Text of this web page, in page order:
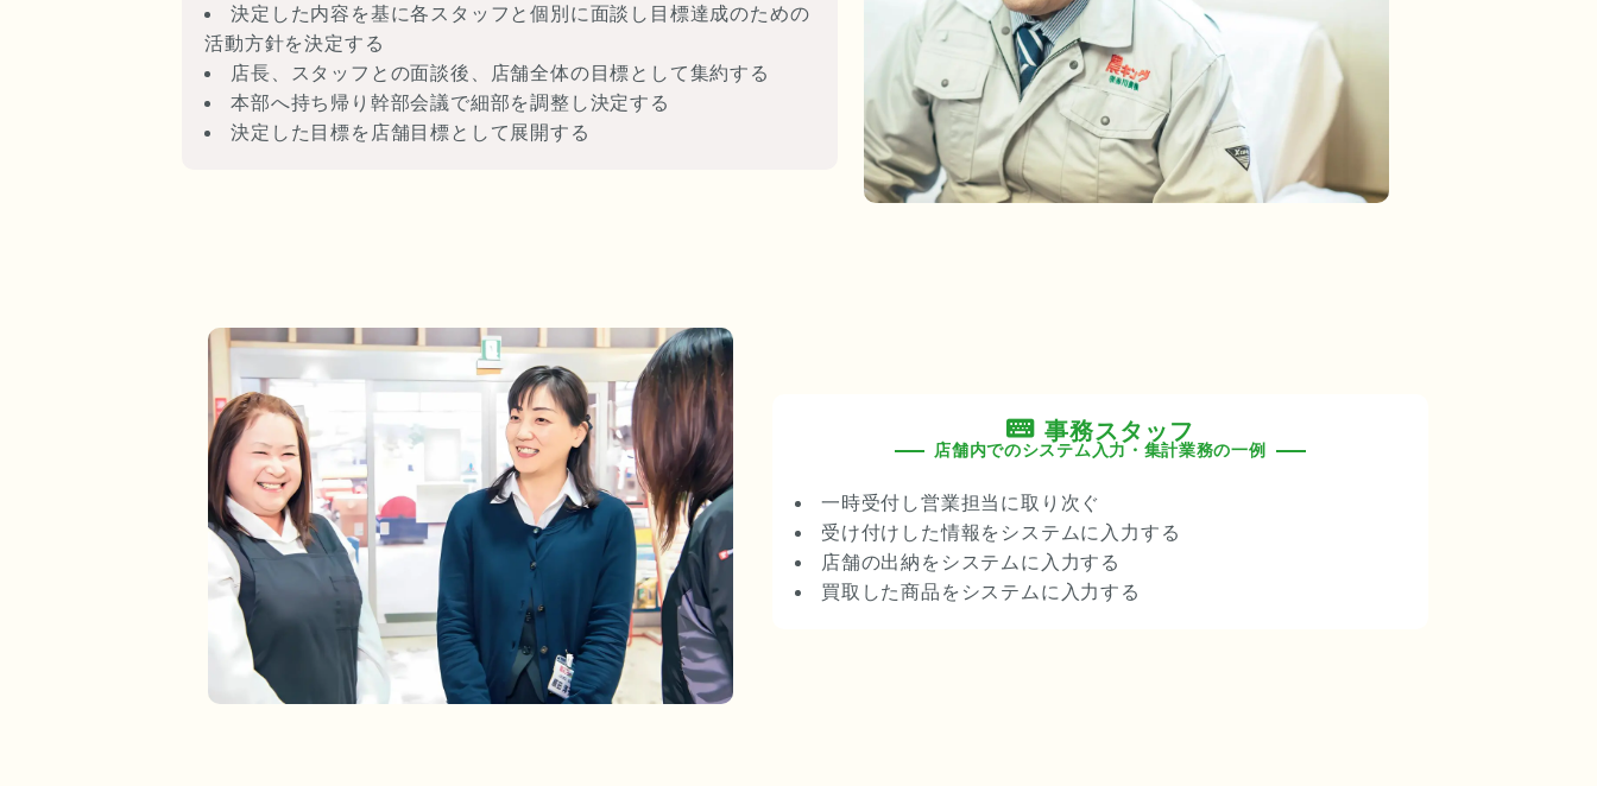
決定した内容を基に各スタッフと個別に面談し目標達成のための
活動方針を決定する
店長、スタッフとの面談後、店舗全体の目標として集約する
本部へ持ち帰り幹部会議で細部を調整し決定する
決定した目標を店舗目標として展開する
事務スタッフ
店舗内でのシステム入力・集計業務の一例
一時受付し営業担当に取り次ぐ
受け付けした情報をシステムに入力する
店舗の出納をシステムに入力する
買取した商品をシステムに入力する